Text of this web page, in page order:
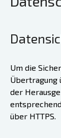
Um die
Übertragung
der
über HTTPS.